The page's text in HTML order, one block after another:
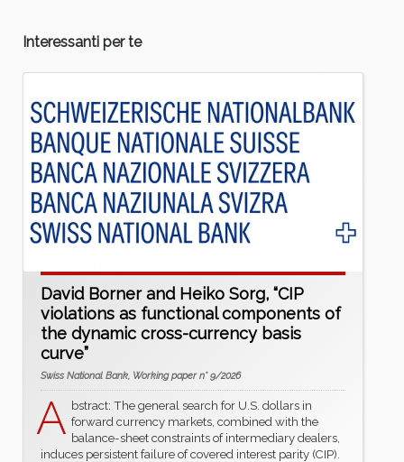
Interessanti per te
David Borner and Heiko Sorg, “CIP
violations as functional components of
the dynamic cross-currency basis
curve”
Swiss National Bank, Working paper n° 9/2026
A bstract: The general search for U.S. dollars in
forward currency markets, combined with the
balance-sheet constraints of intermediary dealers,
induces persistent failure of covered interest parity (CIP).